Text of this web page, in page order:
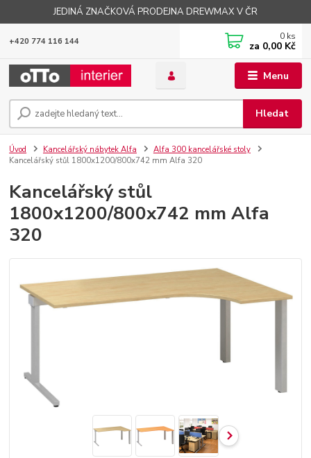
JEDINÁ ZNAČKOVÁ PRODEJNA DREWMAX V ČR
Menu
Hledat
+420 774 116 144 0 ks
za 0,00 Kč
Úvod Kancelářský nábytek Alfa
Alfa 300 kancelářské stoly
Kancelářský stůl 1800x1200/800x742 mm Alfa 320
Kancelářský stůl
1800x1200/800x742 mm Alfa
320